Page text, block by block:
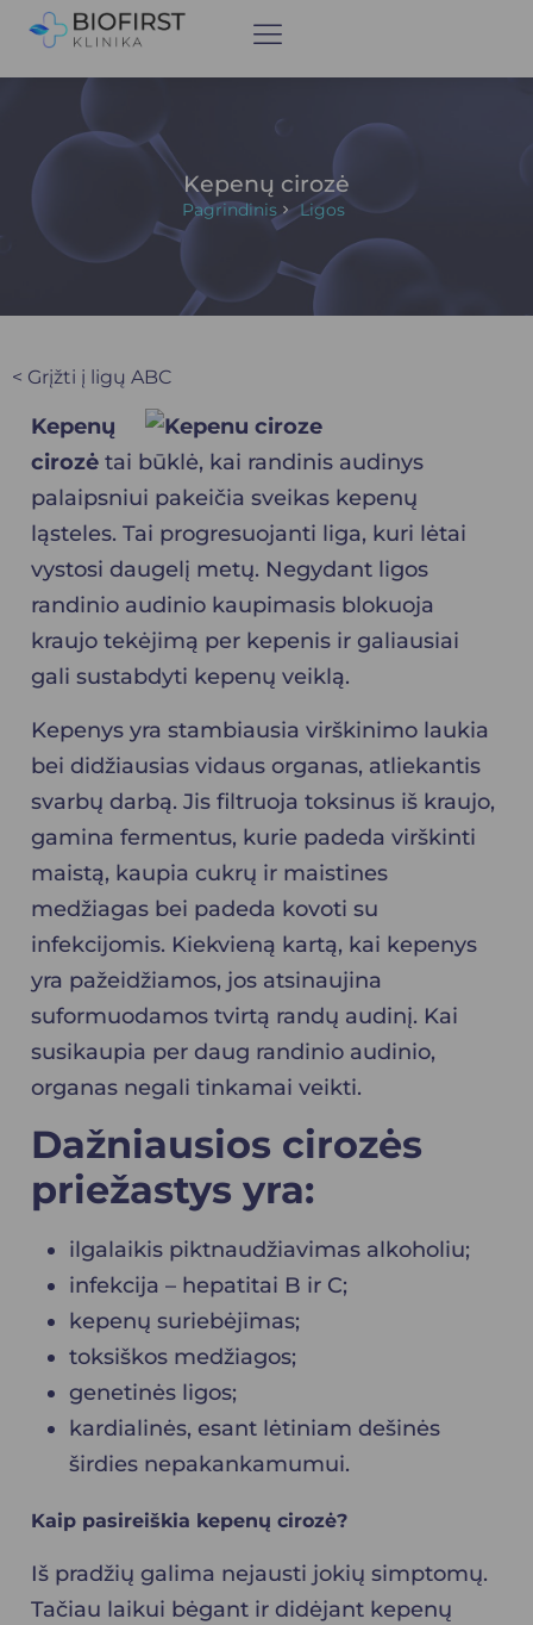
Kepenų cirozė
Pagrindinis Ligos
< Grįžti į ligų ABC
Kepenų
cirozė tai būklė, kai randinis audinys
palaipsniui pakeičia sveikas kepenų
ląsteles. Tai progresuojanti liga, kuri lėtai
vystosi daugelį metų. Negydant ligos
randinio audinio kaupimasis blokuoja
kraujo tekėjimą per kepenis ir galiausiai
gali sustabdyti kepenų veiklą.
Kepenys yra stambiausia virškinimo laukia
bei didžiausias vidaus organas, atliekantis
svarbų darbą. Jis filtruoja toksinus iš kraujo,
gamina fermentus, kurie padeda virškinti
maistą, kaupia cukrų ir maistines
medžiagas bei padeda kovoti su
infekcijomis. Kiekvieną kartą, kai kepenys
yra pažeidžiamos, jos atsinaujina
suformuodamos tvirtą randų audinį. Kai
susikaupia per daug randinio audinio,
organas negali tinkamai veikti.
Dažniausios cirozės
priežastys yra:
ilgalaikis piktnaudžiavimas alkoholiu;
infekcija – hepatitai B ir C;
kepenų suriebėjimas;
toksiškos medžiagos;
genetinės ligos;
kardialinės, esant lėtiniam dešinės
širdies nepakankamumui.
Kaip pasireiškia kepenų cirozė?
Iš pradžių galima nejausti jokių simptomų.
Tačiau laikui bėgant ir didėjant kepenų